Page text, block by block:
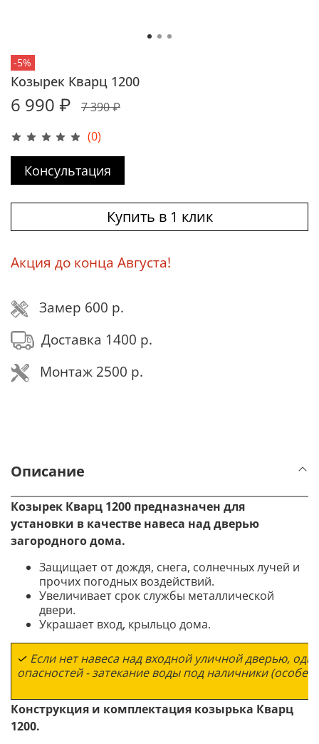
-5%
(0)
Козырек Кварц 1200
6 990 ₽ 7 390 ₽
Консультация
Купить в 1 клик
Акция до конца Августа!
Замер 600 р.
Доставка 1400 р.
Монтаж 2500 р.
Описание
Козырек Кварц 1200 предназначен для
установки в качестве навеса над дверью
загородного дома.
Защищает от дождя, снега, солнечных лучей и
прочих погодных воздействий.
Увеличивает срок службы металлической
двери.
Украшает вход, крыльцо дома.
✓ Если нет навеса над входной уличной дверью,
опасностей - затекание воды под наличники
Конструкция и комплектация козырька Кварц
1200.